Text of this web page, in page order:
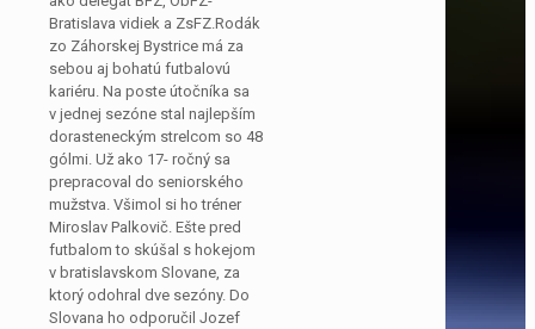
Bratislava vidiek a ZsFZ.Rodák
zo Záhorskej Bystrice má za
sebou aj bohatú futbalovú
kariéru. Na poste útočníka sa
v jednej sezóne stal najlepším
dorasteneckým strelcom so 48
gólmi. Už ako 17- ročný sa
prepracoval do seniorského
mužstva. Všimol si ho tréner
Miroslav Palkovič. Ešte pred
futbalom to skúšal s hokejom
v bratislavskom Slovane, za
ktorý odohral dve sezóny. Do
Slovana ho odporučil Jozef